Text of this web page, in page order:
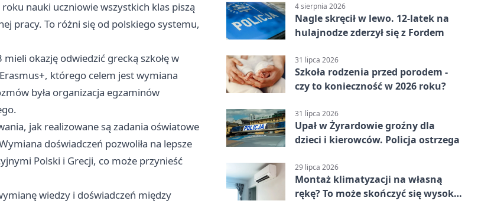
nauki uczniowie wszystkich klas piszą
pracy. To różni się od polskiego systemu,
okazję odwiedzić grecką szkołę w
którego celem jest wymiana
była organizacja egzaminów
jak realizowane są zadania oświatowe
doświadczeń pozwoliła na lepsze
Polski i Grecji, co może przynieść
wiedzy i doświadczeń między
4 sierpnia 2026
Nagle skręcił w lewo. 12-latek na
hulajnodze zderzył się z Fordem
31 lipca 2026
Szkoła rodzenia przed porodem -
czy to konieczność w 2026 roku?
31 lipca 2026
Upał w Żyrardowie groźny dla
dzieci i kierowców. Policja ostrzega
29 lipca 2026
Montaż klimatyzacji na własną
rękę? To może skończyć się wysoką